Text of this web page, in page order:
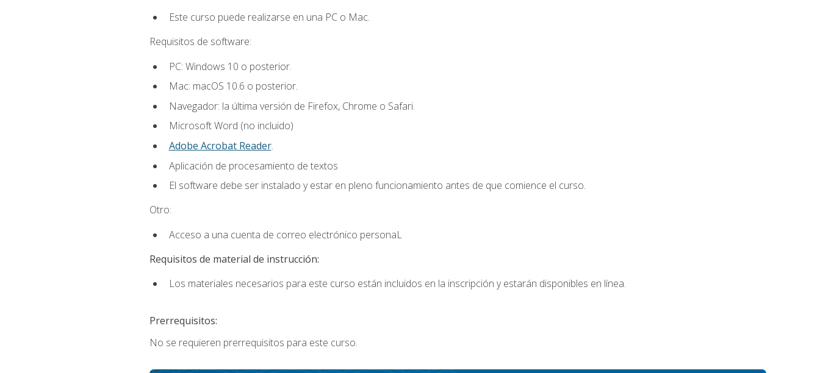
Este curso puede realizarse en una PC o Mac.
Requisitos de software:
PC: Windows 10 o posterior.
Mac: macOS 10.6 o posterior.
Navegador: la última versión de Firefox, Chrome o Safari.
Microsoft Word (no incluido)
Adobe Acrobat Reader.
Aplicación de procesamiento de textos
El software debe ser instalado y estar en pleno funcionamiento antes de que comience el curso.
Otro:
Acceso a una cuenta de correo electrónico personaL
Requisitos de material de instrucción:
Los materiales necesarios para este curso están incluidos en la inscripción y estarán disponibles en línea.
Prerrequisitos:
No se requieren prerrequisitos para este curso.